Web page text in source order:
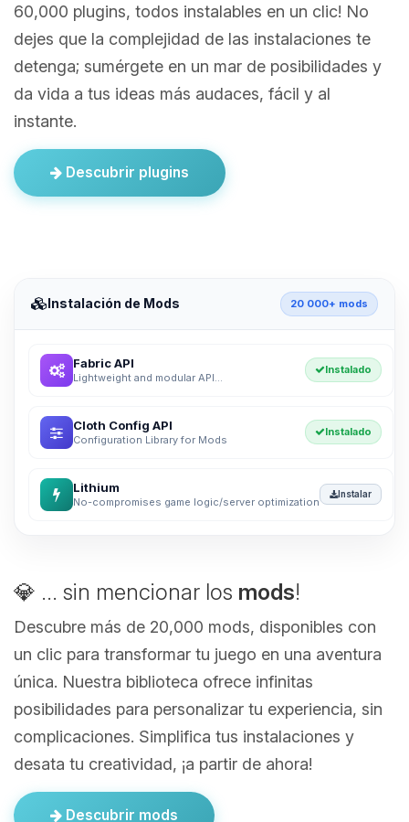
60,000 plugins, todos instalables en un clic! No
dejes que la complejidad de las instalaciones te
detenga; sumérgete en un mar de posibilidades y
da vida a tus ideas más audaces, fácil y al
instante.
Descubrir plugins
Instalación de Mods 20 000+ mods
Fabric API
Lightweight and modular API...
Instalado
Cloth Config API
Configuration Library for Mods
Instalado
Lithium
No-compromises game logic/server optimization
Instalar
💎 ... sin mencionar los mods!
Descubre más de 20,000 mods, disponibles con
un clic para transformar tu juego en una aventura
única. Nuestra biblioteca ofrece infinitas
posibilidades para personalizar tu experiencia, sin
complicaciones. Simplifica tus instalaciones y
desata tu creatividad, ¡a partir de ahora!
Descubrir mods